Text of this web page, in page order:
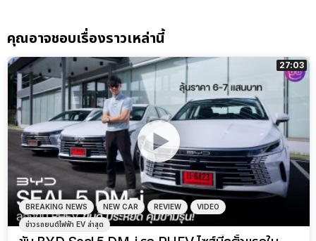
คุณอาจชอบเรื่องราวเหล่านี้
27:03
BREAKING NEWS NEW CAR REVIEW VIDEO
ข่าวรถยนต์ไฟฟ้า EV ล่าสุด